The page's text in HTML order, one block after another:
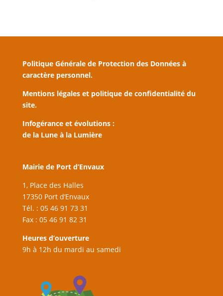
Politique Générale de Protection des Données à
caractère personnel.
Mentions légales et politique de confidentialité du
site.
Infogérance et évolutions :
de la Lune à la Lumière
Mairie de Port d’Envaux
1, Place des Halles
17350 Port d’Envaux
Tél. : 05 46 91 73 31
Fax : 05 46 91 82 31
Heures d’ouverture
9h à 12h du mardi au samedi